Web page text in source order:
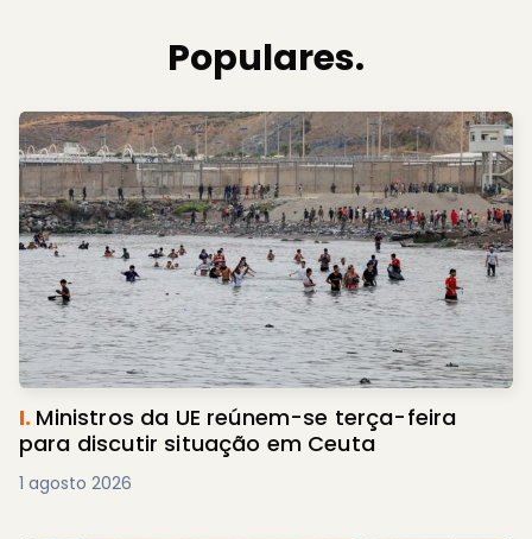
Populares.
I. Ministros da UE reúnem-se terça-feira
para discutir situação em Ceuta
1 agosto 2026